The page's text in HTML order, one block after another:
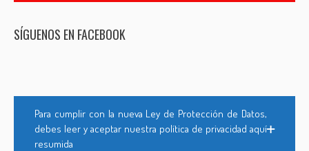
SÍGUENOS EN FACEBOOK
Para cumplir con la nueva Ley de Protección de Datos,
debes leer y aceptar nuestra política de privacidad aquí
resumida